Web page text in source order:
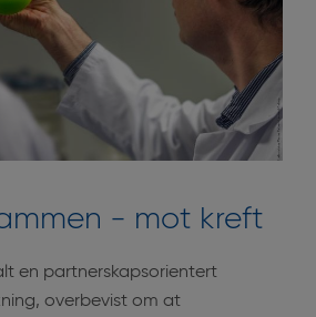
- mot kreft
en partnerskapsorientert
overbevist om at